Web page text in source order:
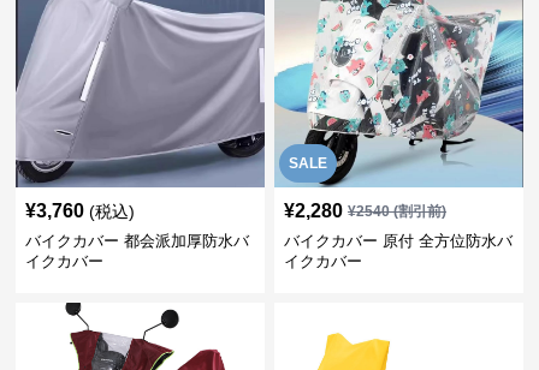
¥3,760 (税込)
バイクカバー 都会派加厚防水バ
イクカバー
SALE
¥2,280 ¥2540(割引前)
バイクカバー 原付 全方位防水バ
イクカバー